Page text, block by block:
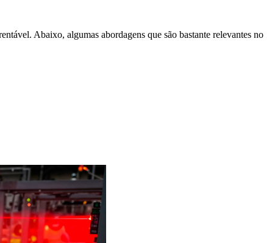
Abaixo, algumas abordagens que são bastante relevantes no